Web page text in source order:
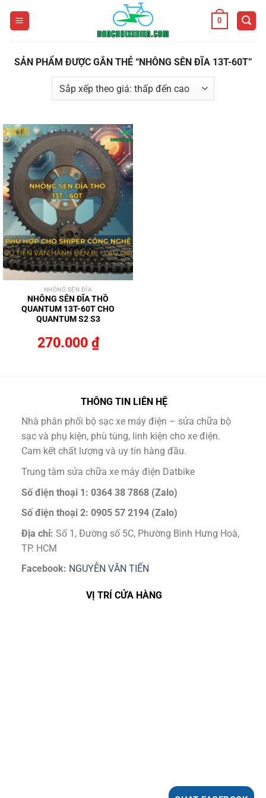
0
SẢN PHẨM ĐƯỢC GẮN THẺ “NHÔNG SÊN ĐĨA 13T-60T”
NHÔNG SÊN ĐĨA
NHÔNG SÊN ĐĨA THỒ
QUANTUM 13T-60T CHO
QUANTUM S2 S3
270.000 ₫
THÔNG TIN LIÊN HỆ
Nhà phân phối bộ sạc xe máy điện – sửa chữa bộ
sạc và phụ kiện, phù tùng, linh kiện cho xe điện.
Cam kết chất lượng và uy tín hàng đầu.
Trung tâm sửa chữa xe máy điện Datbike
Số điện thoại 1: 0364 38 7868 (Zalo)
Số điện thoại 2: 0905 57 2194 (Zalo)
Địa chỉ: Số 1, Đường số 5C, Phường Bình Hưng Hoà,
TP. HCM
Facebook: NGUYỄN VĂN TIẾN
VỊ TRÍ CỬA HÀNG